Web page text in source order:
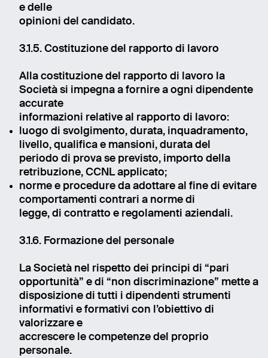
e delle
opinioni del candidato.
3.1.5. Costituzione del rapporto di lavoro
Alla costituzione del rapporto di lavoro la
Società si impegna a fornire a ogni dipendente
accurate
informazioni relative al rapporto di lavoro:
luogo di svolgimento, durata, inquadramento,
livello, qualifica e mansioni, durata del
periodo di prova se previsto, importo della
retribuzione, CCNL applicato;
norme e procedure da adottare al fine di evitare
comportamenti contrari a norme di
legge, di contratto e regolamenti aziendali.
3.1.6. Formazione del personale
La Società nel rispetto dei principi di “pari
opportunità” e di “non discriminazione” mette a
disposizione di tutti i dipendenti strumenti
informativi e formativi con l’obiettivo di
valorizzare e
accrescere le competenze del proprio
personale.